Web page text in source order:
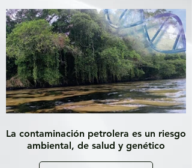
La contaminación petrolera es un riesgo
ambiental, de salud y genético